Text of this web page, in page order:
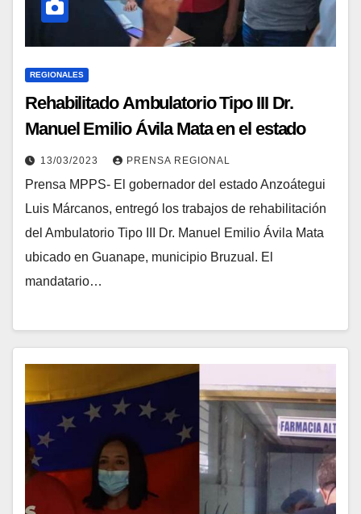
REGIONALES
Rehabilitado Ambulatorio Tipo III Dr.
Manuel Emilio Ávila Mata en el estado
Anzoátegui
13/03/2023 PRENSA REGIONAL
Prensa MPPS- El gobernador del estado Anzoátegui
Luis Márcanos, entregó los trabajos de rehabilitación
del Ambulatorio Tipo III Dr. Manuel Emilio Ávila Mata
ubicado en Guanape, municipio Bruzual. El
mandatario…